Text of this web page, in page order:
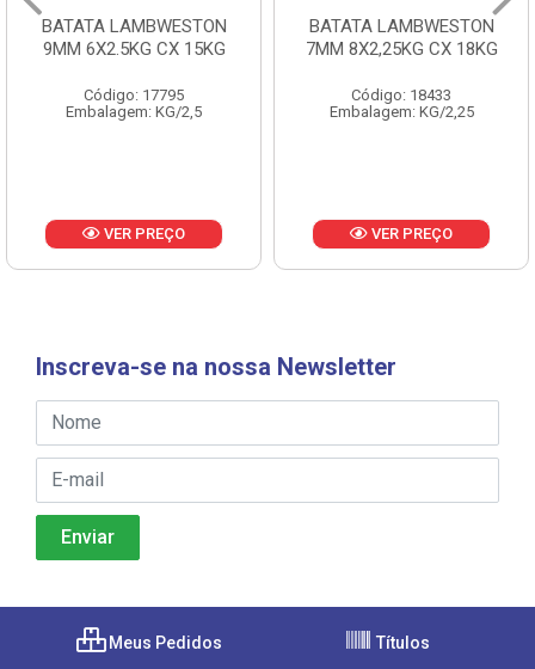
BATATA LAMBWESTON
9MM 6X2.5KG CX 15KG
Código: 17795
Embalagem: KG/2,5
VER PREÇO
BATATA LAMBWESTON
7MM 8X2,25KG CX 18KG
Código: 18433
Embalagem: KG/2,25
VER PREÇO
Inscreva-se na nossa Newsletter
Meus Pedidos Títulos